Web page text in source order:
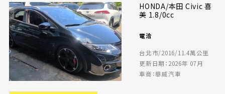
HONDA/本田 Civic 喜
美 1.8/0cc
電洽
台北市/2016/11.4萬公里
更新日期：2026年 07月
車商：華威汽車